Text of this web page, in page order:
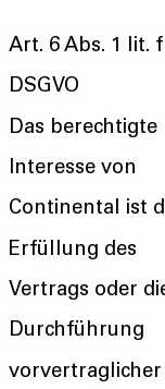
Art. 6 Abs. 1 lit. f
DSGVO
Das berechtigte
Interesse von
Continental ist
Erfüllung des
Vertrags oder
Durchführung
vorvertraglicher